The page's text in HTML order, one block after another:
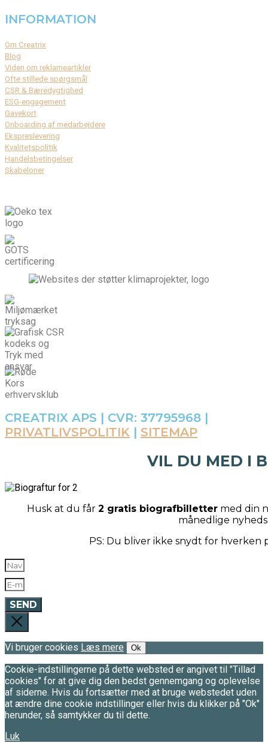
INFORMATION
Om Creatrix
Blog
Viden om reklameartikler
Ofte stillede spørgsmål
CSR & Bæredygtighed
ESG-engagement
Gavekort
Onboarding af medarbejdere
Ekspreslevering
Kvalitetspolitik
Handelsbetingelser
Skabeloner
CREATRIX APS | CVR: 37795968 |
PRIVATLIVSPOLITIK | SITEMAP
VIL DU MED I
Husk at du får 2 gratis biografbilletter med din
månedlige
PS: Du bliver ikke snydt for hverken
SEND
Vi bruger cookies Læs mere Ok
Cookie-indstillingerne på dette websted er angivet til "Tillad
cookies" for at give dig den bedst gennemgang og oplevelse
af siderne. Hvis du fortsætter med at bruge webstedet uden
at ændre dine cookie indstillinger eller hvis du klikker på "Ok"
herunder, så samtykker du til dette.
Luk